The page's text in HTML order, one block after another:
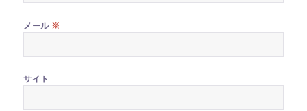
メール ※
サイト